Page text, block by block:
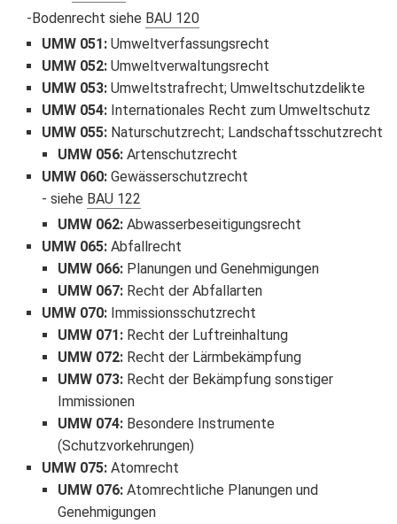
Bodenrecht siehe BAU 120
UMW 051: Umweltverfassungsrecht
UMW 052: Umweltverwaltungsrecht
UMW 053: Umweltstrafrecht; Umweltschutzdelikte
UMW 054: Internationales Recht zum Umweltschutz
UMW 055: Naturschutzrecht; Landschaftsschutzrecht
UMW 056:Artenschutzrecht
UMW 060: Gewässerschutzrecht
siehe BAU 122
UMW 062:Abwasserbeseitigungsrecht
UMW 065: Abfallrecht
UMW 066:Planungen und Genehmigungen
UMW 067:Recht der Abfallarten
UMW 070: Immissionsschutzrecht
UMW 071:Recht der Luftreinhaltung
UMW 072:Recht der Lärmbekämpfung
UMW 073:Recht der Bekämpfung sonstiger
Immissionen
UMW 074:Besondere Instrumente
(Schutzvorkehrungen)
UMW 075: Atomrecht
UMW 076:Atomrechtliche Planungen und
Genehmigungen